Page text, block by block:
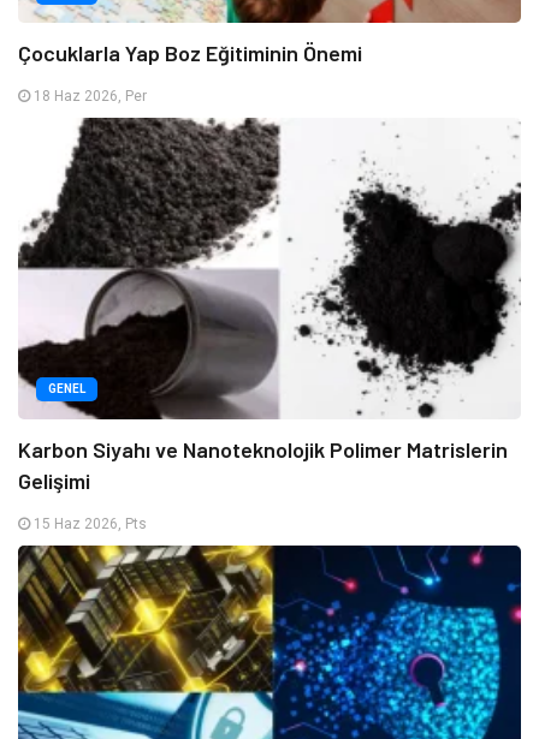
Çocuklarla Yap Boz Eğitiminin Önemi
18 Haz 2026, Per
GENEL
Karbon Siyahı ve Nanoteknolojik Polimer Matrislerin
Gelişimi
15 Haz 2026, Pts